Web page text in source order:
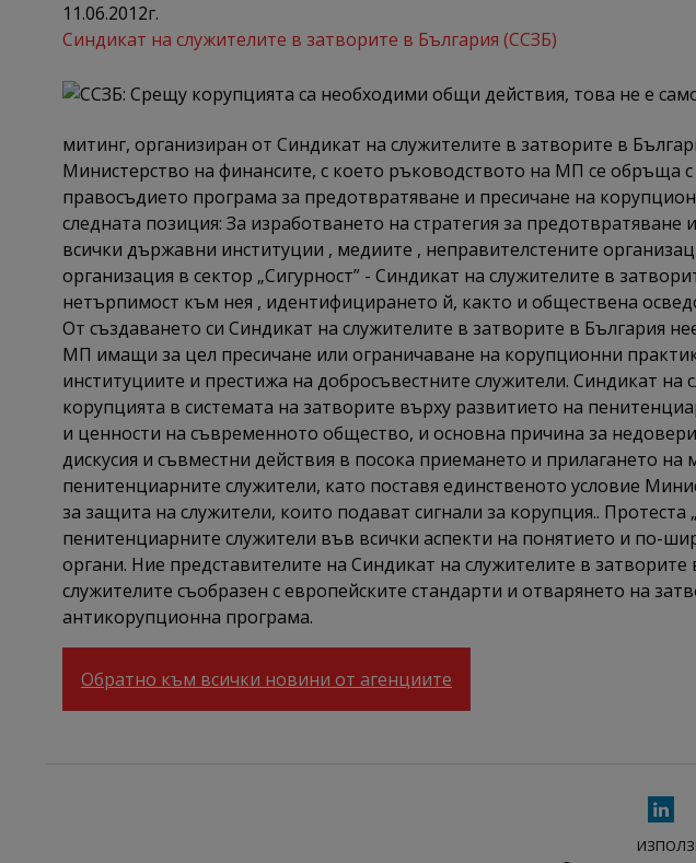
11.06.2012г.
Синдикат на служителите в затворите в България (ССЗБ)
митинг, организиран от Синдикат на служителите в затворите в
Министерство на финансите, с което ръководството на МП се обръща
правосъдието програма за предотвратяване и пресичане на
следната позиция: За изработването на стратегия за
всички държавни институции , медиите , неправителстените
организация в сектор „Сигурност” - Синдикат на служителите в
нетърпимост към нея , идентифицирането й, както и обществена
От създаването си Синдикат на служителите в затворите в България
МП имащи за цел пресичане или ограничаване на корупционни
институциите и престижа на добросъвестните служители. Синдикат
корупцията в системата на затворите върху развитието на
и ценности на съвременното общество, и основна причина за
дискусия и съвместни действия в посока приемането и прилагането
пенитенциарните служители, като поставя единственото условие
за защита на служители, които подават сигнали за корупция..
пенитенциарните служители във всички аспекти на понятието и по-
органи. Ние представителите на Синдикат на служителите в
служителите съобразен с европейските стандарти и отварянето на
антикорупционна програма.
Обратно към всички новини от агенциите